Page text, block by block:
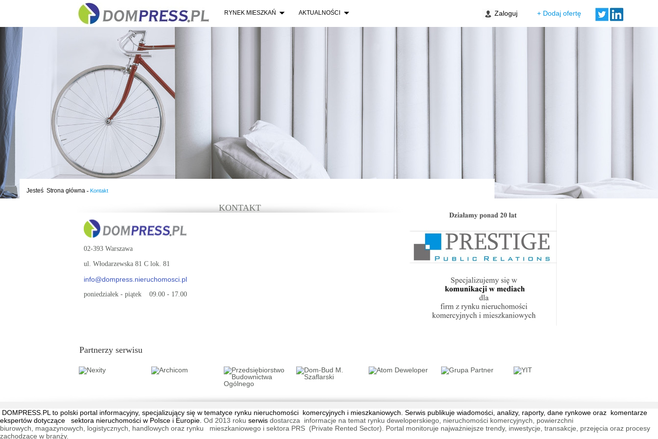
RYNEK MIESZKAŃ AKTUALNOŚCI + Dodaj ofertę
Zaloguj
Jesteś Strona główna - Kontakt
KONTAKT
02-393 Warszawa
ul. Włodarzewska 81 C lok. 81
info@dompress.nieruchomosci.pl
poniedziałek - piątek 09.00 - 17.00
Partnerzy serwisu
DOMPRESS.PL to polski portal informacyjny, specjalizujący się w tematyce rynku nieruchomości komercyjnych i mieszkaniowych. Serwis publikuje wiadomości, analizy, raporty, dane rynkowe oraz komentarze
ekspertów dotyczące sektora nieruchomości w Polsce i Europie. Od 2013 roku serwis dostarcza informacje na temat rynku deweloperskiego, nieruchomości komercyjnych, powierzchni
biurowych, magazynowych, logistycznych, handlowych oraz rynku mieszkaniowego i sektora PRS (Private Rented Sector). Portal monitoruje najważniejsze trendy, inwestycje, transakcje, przejęcia oraz procesy
zachodzące w branży.